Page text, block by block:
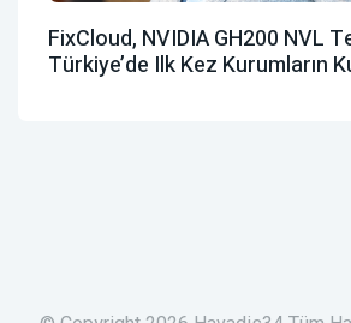
FixCloud, NVIDIA GH200 NVL
Türkiye’de Ilk Kez Kurumların